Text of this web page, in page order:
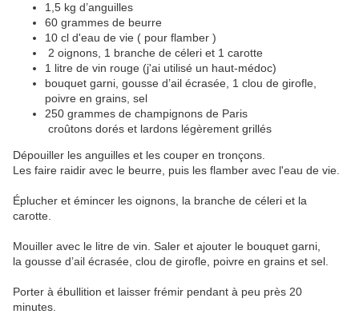
1,5 kg d’anguilles
60 grammes de beurre
10 cl d'eau de vie ( pour flamber )
2 oignons, 1 branche de céleri et 1 carotte
1 litre de vin rouge (j'ai utilisé un haut-médoc)
bouquet garni, gousse d’ail écrasée, 1 clou de girofle,
poivre en grains, sel
250 grammes de champignons de Paris
croûtons dorés et lardons légèrement grillés
Dépouiller les anguilles et les couper en tronçons.
Les faire raidir avec le beurre, puis les flamber avec l'eau de vie.
Éplucher et émincer les oignons, la branche de céleri et la
carotte.
Mouiller avec le litre de vin. Saler et ajouter le bouquet garni,
la gousse d’ail écrasée, clou de girofle, poivre en grains et sel.
Porter à ébullition et laisser frémir pendant à peu près 20
minutes.